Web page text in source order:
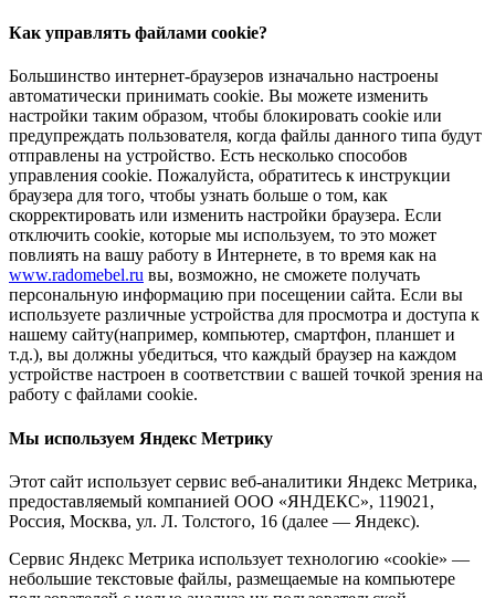
Как управлять файлами cookie?
Большинство интернет-браузеров изначально настроены
автоматически принимать cookie. Вы можете изменить
настройки таким образом, чтобы блокировать cookie или
предупреждать пользователя, когда файлы данного типа будут
отправлены на устройство. Есть несколько способов
управления cookie. Пожалуйста, обратитесь к инструкции
браузера для того, чтобы узнать больше о том, как
скорректировать или изменить настройки браузера. Если
отключить cookie, которые мы используем, то это может
повлиять на вашу работу в Интернете, в то время как на
www.radomebel.ru вы, возможно, не сможете получать
персональную информацию при посещении сайта. Если вы
используете различные устройства для просмотра и доступа к
нашему сайту(например, компьютер, смартфон, планшет и
т.д.), вы должны убедиться, что каждый браузер на каждом
устройстве настроен в соответствии с вашей точкой зрения на
работу с файлами cookie.
Мы используем Яндекс Метрику
Этот сайт использует сервис веб-аналитики Яндекс Метрика,
предоставляемый компанией ООО «ЯНДЕКС», 119021,
Россия, Москва, ул. Л. Толстого, 16 (далее — Яндекс).
Сервис Яндекс Метрика использует технологию «cookie» —
небольшие текстовые файлы, размещаемые на компьютере